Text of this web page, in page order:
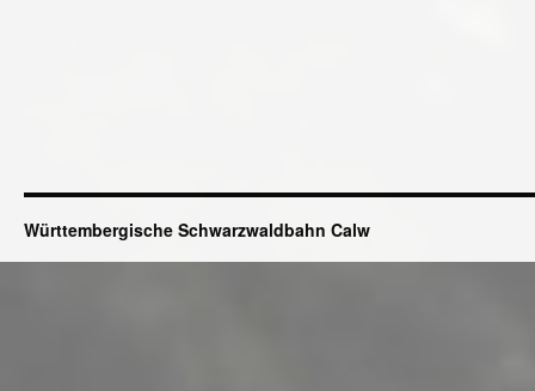
Württembergische Schwarzwaldbahn Calw